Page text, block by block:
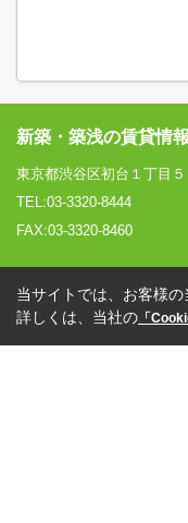
新築・築浅の賃貸情
東京都渋谷区初台１丁目
TEL:03-3320-8444
FAX:03-3320-8460
当サイトでは、お客様
詳しくは、当社の 「